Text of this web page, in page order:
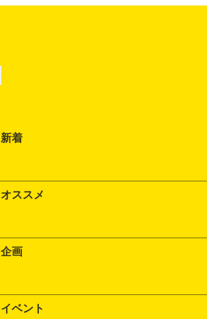
新着
オススメ
企画
イベント